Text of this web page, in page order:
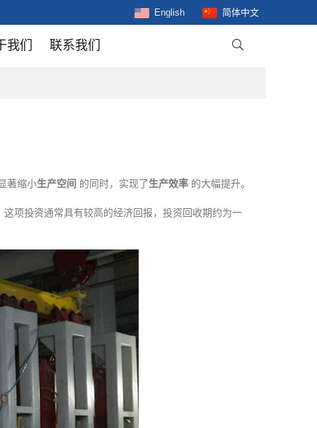
English 简体中文
我们 联系我们 
著缩小生产空间 的同时，实现了生产效率 的大幅提升。
这项投资通常具有较高的经济回报，投资回收期约为一